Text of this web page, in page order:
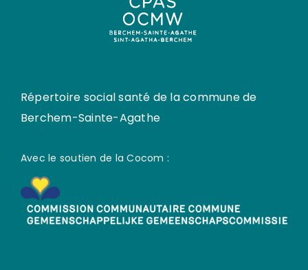
Répertoire social santé de la commune de
Berchem-Sainte-Agathe
Avec le soutien de la Cocom :